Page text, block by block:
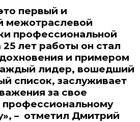
первый и
межотраслевой
профессиональной
лет работы он стал
и примером
лидер, вошедший
список, заслуживает
за свое
профессиональному
– отметил Дмитрий